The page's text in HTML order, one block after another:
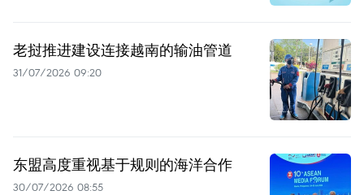
老挝推进建设连接越南的输油管道
31/07/2026 09:20
东盟高度重视基于规则的海洋合作
30/07/2026 08:55